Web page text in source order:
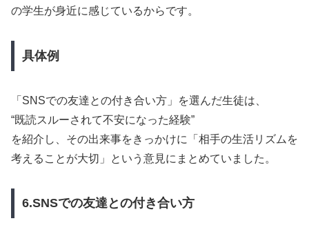
の学生が身近に感じているからです。
具体例
「SNSでの友達との付き合い方」を選んだ生徒は、
“既読スルーされて不安になった経験”
を紹介し、その出来事をきっかけに「相手の生活リズムを
考えることが大切」という意見にまとめていました。
6.SNSでの友達との付き合い方